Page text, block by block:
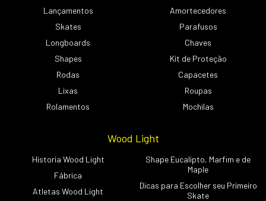
Lançamentos
Skates
Longboards
Shapes
Rodas
Lixas
Rolamentos
Amortecedores
Parafusos
Chaves
Kit de Proteção
Capacetes
Roupas
Mochilas
Wood Light
Historia Wood Light
Fábrica
Atletas Wood Light
Shape Eucalipto, Marfim e de
Maple
Dicas para Escolher seu Primeiro
Skate